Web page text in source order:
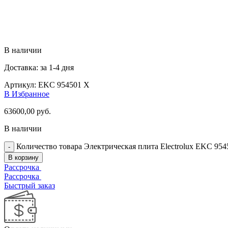
В наличии
Доставка: за 1-4 дня
Артикул: EKC 954501 X
В Избранное
63600,00 руб.
В наличии
Количество товара Электрическая плита Electrolux EKC
В корзину
Рассрочка
Рассрочка
Быстрый заказ